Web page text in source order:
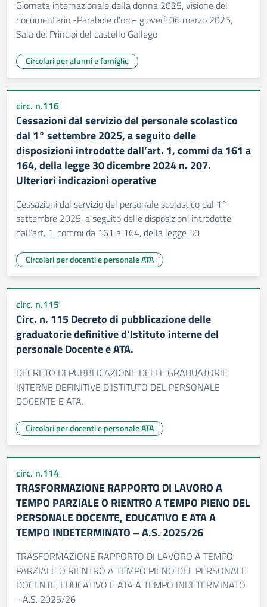
Giornata internazionale della donna 2025, visione del
documentario -Parabole d’oro- giovedì 06 marzo 2025,
Sala dei Principi del castello Gallego
Circolari per alunni e famiglie
circ. n.116
Cessazioni dal servizio del personale scolastico
dal 1° settembre 2025, a seguito delle
disposizioni introdotte dall’art. 1, commi da 161 a
164, della legge 30 dicembre 2024 n. 207.
Ulteriori indicazioni operative
Cessazioni dal servizio del personale scolastico dal 1°
settembre 2025, a seguito delle disposizioni introdotte
dall’art. 1, commi da 161 a 164, della legge 30
Circolari per docenti e personale ATA
circ. n.115
Circ. n. 115 Decreto di pubblicazione delle
graduatorie definitive d’Istituto interne del
personale Docente e ATA.
DECRETO DI PUBBLICAZIONE DELLE GRADUATORIE
INTERNE DEFINITIVE D’ISTITUTO DEL PERSONALE
DOCENTE E ATA.
Circolari per docenti e personale ATA
circ. n.114
TRASFORMAZIONE RAPPORTO DI LAVORO A
TEMPO PARZIALE O RIENTRO A TEMPO PIENO DEL
PERSONALE DOCENTE, EDUCATIVO E ATA A
TEMPO INDETERMINATO – A.S. 2025/26
TRASFORMAZIONE RAPPORTO DI LAVORO A TEMPO
PARZIALE O RIENTRO A TEMPO PIENO DEL PERSONALE
DOCENTE, EDUCATIVO E ATA A TEMPO INDETERMINATO
- A.S. 2025/26